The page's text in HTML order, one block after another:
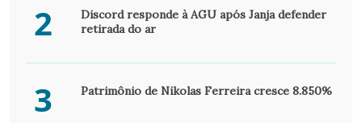
2
Discord responde à AGU após Janja defender
retirada do ar
3 Patrimônio de Nikolas Ferreira cresce 8.850%